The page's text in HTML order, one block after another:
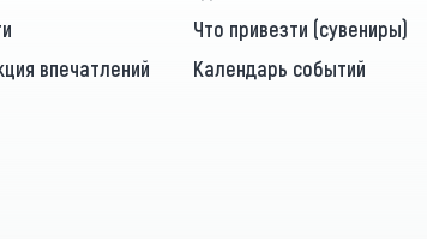
Что привезти (сувениры)
впечатлений
Календарь событий